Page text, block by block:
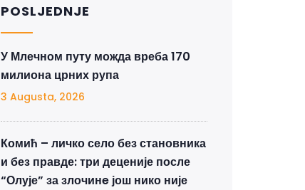
POSLJEDNJE
У Млечном путу можда вреба 170
милиона црних рупа
3 Augusta, 2026
Комић – личко село без становника
и без правде: три деценије после
“Олује” за злочинe још нико није